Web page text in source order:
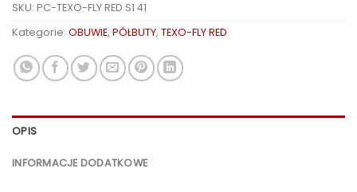
SKU: PC-TEXO-FLY RED S1 41
Kategorie: OBUWIE, PÓŁBUTY, TEXO-FLY RED
OPIS
INFORMACJE DODATKOWE